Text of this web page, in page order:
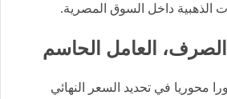
الذهبية داخل السوق المصرية.
الصرف، العامل الحاسم
محوريا في تحديد السعر النهائي